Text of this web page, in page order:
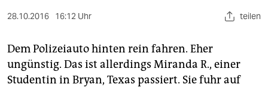
gesellschaft
kultur
sport
28.10.2016 16:12 Uhr teilen
Dem Polizeiauto hinten rein fahren. Eher
ungünstig. Das ist allerdings Miranda R., einer
Studentin in Bryan, Texas passiert. Sie fuhr auf